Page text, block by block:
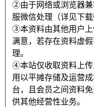
②由于网络或浏览器兼
服微信处理（详见下
③本资料由其他用户上
满意，若存在资料虚
理。
④本站仅收取资料上传
用以平摊存储及运营
台，且会员之间资料
供其他经营性业务。